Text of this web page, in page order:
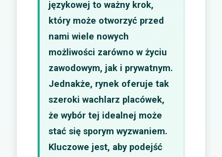
językowej to ważny krok,
który może otworzyć przed
nami wiele nowych
możliwości zarówno w życiu
zawodowym, jak i prywatnym.
Jednakże, rynek oferuje tak
szeroki wachlarz placówek,
że wybór tej idealnej może
stać się sporym wyzwaniem.
Kluczowe jest, aby podejść